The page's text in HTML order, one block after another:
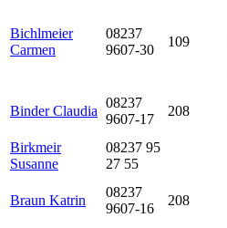
Bichlmeier
Carmen
08237
9607-30
109
Binder Claudia
08237
9607-17
208
Birkmeir
Susanne
08237 95
27 55
Braun Katrin
08237
9607-16
208